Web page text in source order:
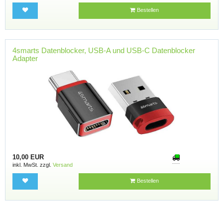
Bestellen
4smarts Datenblocker, USB-A und USB-C Datenblocker
Adapter
10,00 EUR
inkl. MwSt. zzgl. Versand
Bestellen